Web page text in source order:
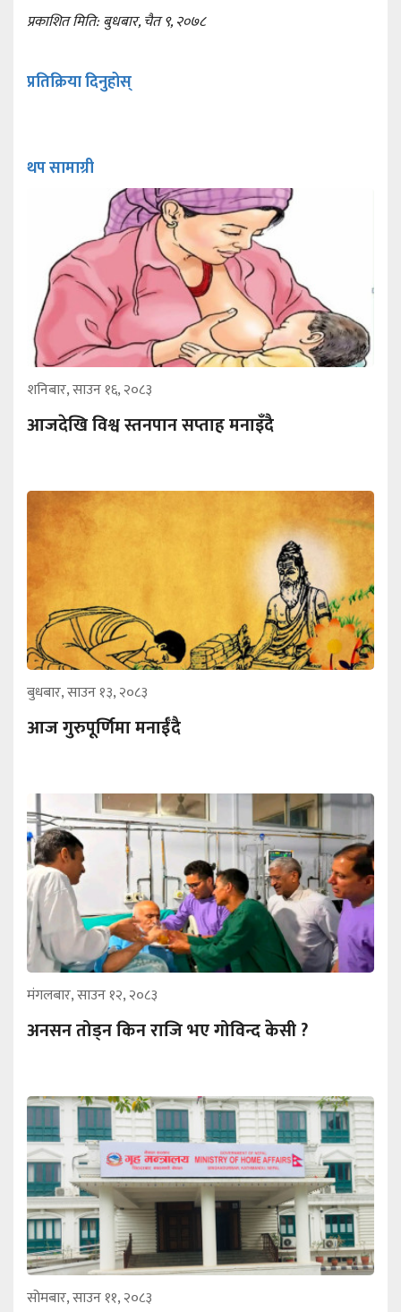
प्रकाशित मिति: बुधबार, चैत ९, २०७८
प्रतिक्रिया दिनुहोस्
थप सामाग्री
शनिबार, साउन १६, २०८३
आजदेखि विश्व स्तनपान सप्ताह मनाइँदै
बुधबार, साउन १३, २०८३
आज गुरुपूर्णिमा मनाईँदै
मंगलबार, साउन १२, २०८३
अनसन तोड्न किन राजि भए गोविन्द केसी ?
सोमबार, साउन ११, २०८३